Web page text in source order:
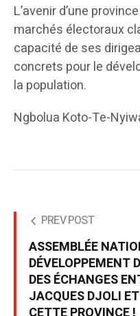
L’avenir d’une
marchés électoraux
capacité de ses
concrets pour le
la population.
Ngbolua Koto-Te-
PREV POST
ASSEMBLÉE
DÉVELOPPEMENT
DES ÉCHANGES
JACQUES DJOLI